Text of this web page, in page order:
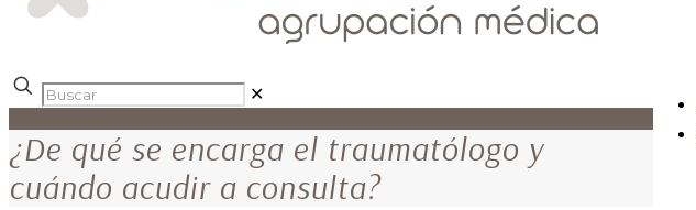
✕
¿De qué se encarga el traumatólogo y
cuándo acudir a consulta?